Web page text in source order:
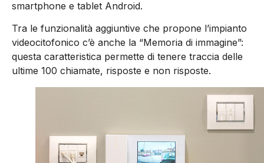
smartphone e tablet Android.
Tra le funzionalità aggiuntive che propone l’impianto
videocitofonico c’è anche la “Memoria di immagine”:
questa caratteristica permette di tenere traccia delle
ultime 100 chiamate, risposte e non risposte.